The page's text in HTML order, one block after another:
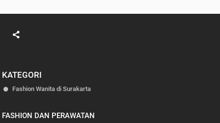
KATEGORI
Fashion Wanita di Surakarta
FASHION DAN PERAWATAN